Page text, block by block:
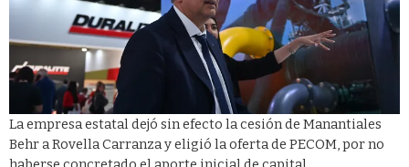
La empresa estatal dejó sin efecto la cesión de Manantiales
Behr a Rovella Carranza y eligió la oferta de PECOM, por no